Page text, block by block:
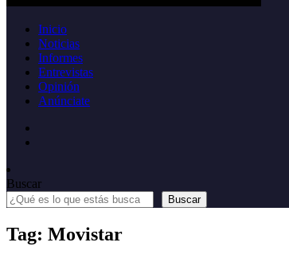
Inicio
Noticias
Informes
Entrevistas
Opinión
Anúnciate
Buscar
Buscar
Tag: Movistar